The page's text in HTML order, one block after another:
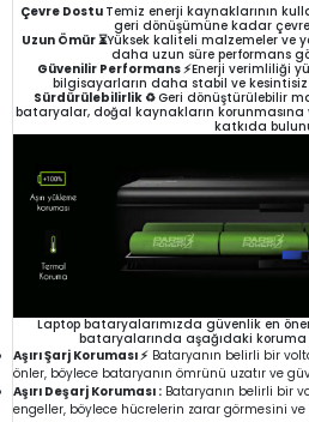
Çevre Dostu Temiz enerji kaynaklarının
geri dönüşümüne kadar
Uzun Ömür ⏳Yüksek kaliteli malzemeler ve
daha uzun süre performans
Güvenilir Performans ⚡Enerji verimliliği
bilgisayarların daha stabil ve kesintisiz
Sürdürülebilirlik ♻️Geri dönüştürülebilir
bataryalar, doğal kaynakların korunmasına
katkıda
Laptop bataryalarımızda güvenlik en
bataryalarında aşağıdaki koruma
Aşırı Şarj Koruması ⚡ Bataryanın belirli bir
önler, böylece bataryanın ömrünü uzatır ve
Aşırı Deşarj Koruması : Bataryanın belirli bir
engeller, böylece hücrelerin zarar görmesini ve